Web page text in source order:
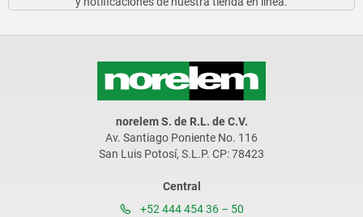
norelem S. de R.L. de C.V.
Av. Santiago Poniente No. 116
San Luis Potosí, S.L.P. CP: 78423
Central
+52 444 454 36 – 50